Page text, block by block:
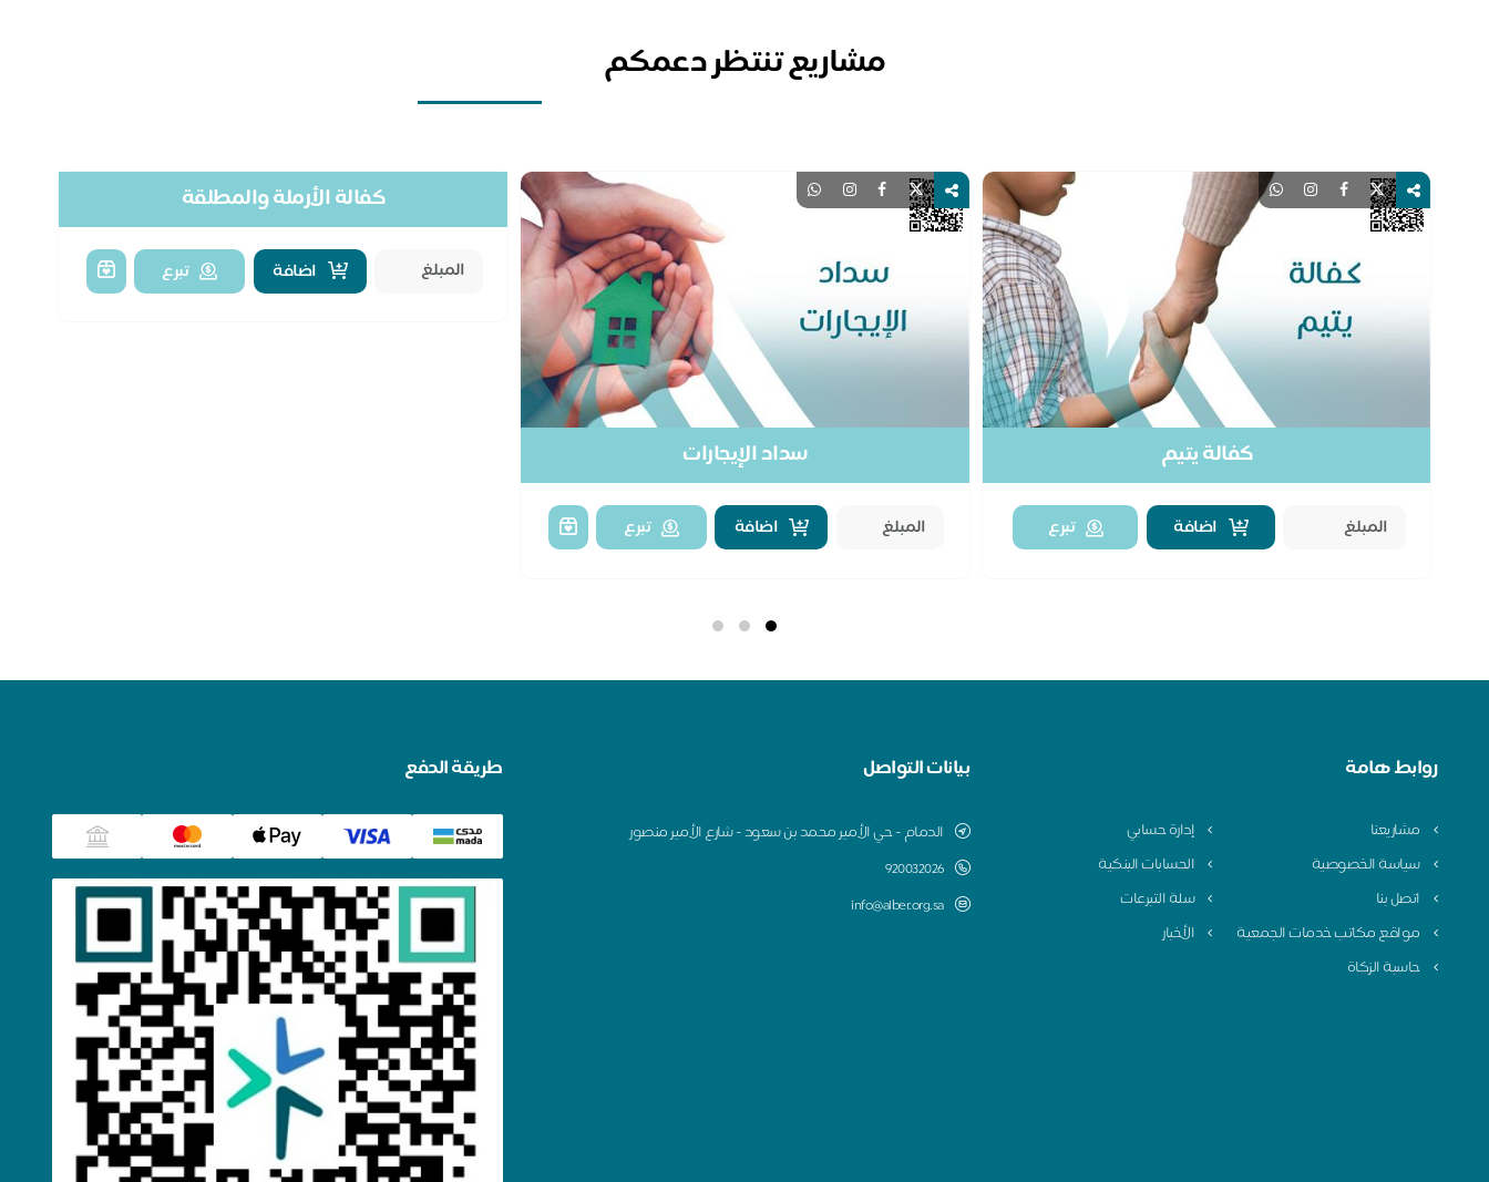
مشاريع تنتظر دعمكم
كفالة يتيم
اضافة تبرع
سداد الإيجارات
اضافة تبرع
كفالة الأرملة والمطلقة
اضافة تبرع
روابط هامة
مشاريعنا
إدارة حسابي
سياسة الخصوصية
الحسابات البنكية
اتصل بنا
سلة التبرعات
مواقع مكاتب خدمات الجمعية
الأخبار
حاسبة الزكاة
بيانات التواصل
الدمام - حي الأمير محمد بن سعود - شارع الأمير منصور
920032026
info@alber.org.sa
طريقة الدفع